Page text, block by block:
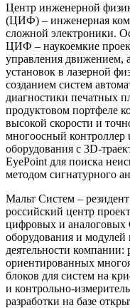
Центр инженерной
(ЦИФ) – инженерная
сложной электроники.
ЦИФ – наукоемкие
управления движением,
установок в лазерной
созданием систем
диагностики печатных
продуктовом портфеле
высокой скорости и
многоосный контроллер
оборудования с 3D-
EyePoint для поиска
методом сигнатурного
Мальт Систем –
российский центр
цифровых и аналоговых
оборудования и
деятельности компании:
ориентированных
блоков для систем на
и контрольно-
разработки на базе